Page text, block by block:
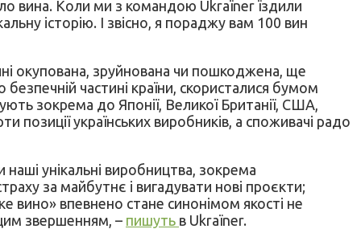
вина. Коли ми з командою Ukraïner їздили
історію. І звісно, я пораджу вам 100 вин
окупована, зруйнована чи пошкоджена, ще
частині країни, скористалися бумом
зокрема до Японії, Великої Британії, США,
позиції українських виробників, а споживачі радо
наші унікальні виробництва, зокрема
за майбутнє і вигадувати нові проєкти;
вино» впевнено стане синонімом якості не
звершенням, – пишуть в Ukraїner.